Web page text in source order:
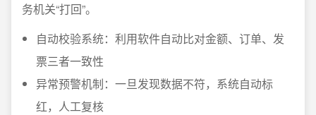
务机关“打回”。
自动校验系统：利用软件自动比对金额、订单、发
票三者一致性
异常预警机制：一旦发现数据不符，系统自动标
红，人工复核